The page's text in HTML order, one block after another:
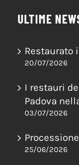
ULTIME
Restaurato
20/07/2026
I restauri
Padova
03/07/2026
25/06/2026